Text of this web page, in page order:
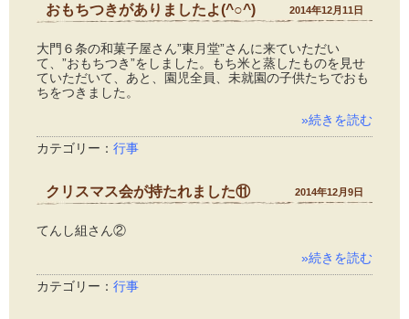
おもちつきがありましたよ(^○^) 2014年12月11日
大門６条の和菓子屋さん”東月堂”さんに来ていただい
て、”おもちつき”をしました。もち米と蒸したものを見せ
ていただいて、あと、園児全員、未就園の子供たちでおも
ちをつきました。
»続きを読む
カテゴリー： 行事
クリスマス会が持たれました⑪ 2014年12月9日
てんし組さん②
»続きを読む
カテゴリー： 行事